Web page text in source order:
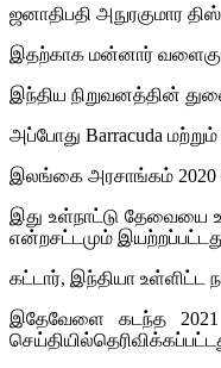
ஜனாதிபதி அநுரகுமார
இதற்காக மன்னார்
இந்திய நிறுவனத்தின்
அப்போது Barracuda
இலங்கை அரசாங்கம் 2020
இது உள்நாட்டு தேவையை
என்றசட்டமும்
கட்டார், இந்தியா
இதேவேளை கடந்த 2021